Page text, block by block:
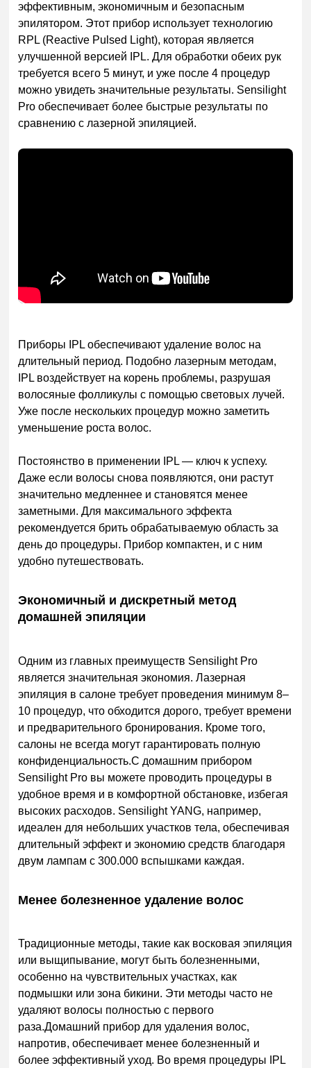
эффективным, экономичным и безопасным
эпилятором. Этот прибор использует технологию
RPL (Reactive Pulsed Light), которая является
улучшенной версией IPL. Для обработки обеих рук
требуется всего 5 минут, и уже после 4 процедур
можно увидеть значительные результаты. Sensilight
Pro обеспечивает более быстрые результаты по
сравнению с лазерной эпиляцией.
Приборы IPL обеспечивают удаление волос на
длительный период. Подобно лазерным методам,
IPL воздействует на корень проблемы, разрушая
волосяные фолликулы с помощью световых лучей.
Уже после нескольких процедур можно заметить
уменьшение роста волос.
Постоянство в применении IPL — ключ к успеху.
Даже если волосы снова появляются, они растут
значительно медленнее и становятся менее
заметными. Для максимального эффекта
рекомендуется брить обрабатываемую область за
день до процедуры. Прибор компактен, и с ним
удобно путешествовать.
Экономичный и дискретный метод
домашней эпиляции
Одним из главных преимуществ Sensilight Pro
является значительная экономия. Лазерная
эпиляция в салоне требует проведения минимум 8–
10 процедур, что обходится дорого, требует времени
и предварительного бронирования. Кроме того,
салоны не всегда могут гарантировать полную
конфиденциальность.С домашним прибором
Sensilight Pro вы можете проводить процедуры в
удобное время и в комфортной обстановке, избегая
высоких расходов. Sensilight YANG, например,
идеален для небольших участков тела, обеспечивая
длительный эффект и экономию средств благодаря
двум лампам с 300.000 вспышками каждая.
Менее болезненное удаление волос
Традиционные методы, такие как восковая эпиляция
или выщипывание, могут быть болезненными,
особенно на чувствительных участках, как
подмышки или зона бикини. Эти методы часто не
удаляют волосы полностью с первого
раза.Домашний прибор для удаления волос,
напротив, обеспечивает менее болезненный и
более эффективный уход. Во время процедуры IPL